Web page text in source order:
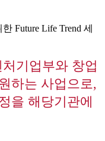
Future Life Trend 세
기업부와 창업
하는 사업으로,
을 해당기관에